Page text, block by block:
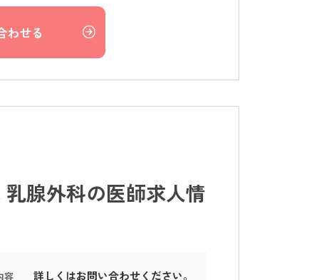
わせる
腺外科の医師求人情
容 詳しくはお問い合わせください。